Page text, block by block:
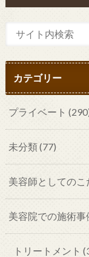
カテゴリー
プライベート
未分類(77)
美容師としてのこ
美容院での施術事
トリートメント